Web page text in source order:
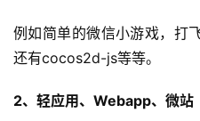
例如简单的微信小游戏，打
还有cocos2d-js等等。
2、轻应用、Webapp、微站